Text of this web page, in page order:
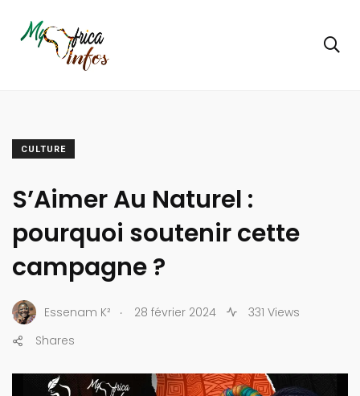
CULTURE
S’Aimer Au Naturel :
pourquoi soutenir cette
campagne ?
Essenam K² . 28 février 2024
331 Views
Shares